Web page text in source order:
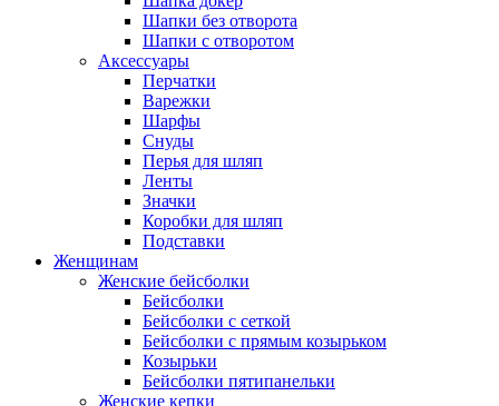
Шапки без отворота
Шапки с отворотом
Аксессуары
Перчатки
Варежки
Шарфы
Снуды
Перья для шляп
Ленты
Значки
Коробки для шляп
Подставки
Женщинам
Женские бейсболки
Бейсболки
Бейсболки с сеткой
Бейсболки с прямым козырьком
Козырьки
Бейсболки пятипанельки
Женские кепки